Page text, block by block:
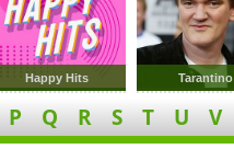
Happy Hits Tarantino
P Q R S T U V